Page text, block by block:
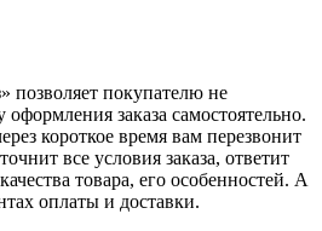
позволяет покупателю не
заказа самостоятельно.
короткое время вам перезвонит
все условия заказа, ответит
товара, его особенностей. А
оплаты и доставки.